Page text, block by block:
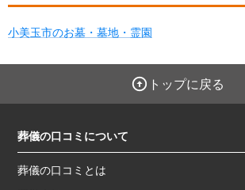
小美玉市のお墓・墓地・霊園
トップに戻る
葬儀の口コミについて
葬儀の口コミとは